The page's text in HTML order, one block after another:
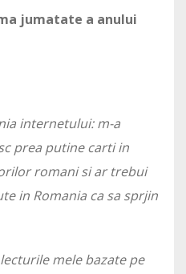
jumatate a anului
internetului: m-a
prea putine carti in
romani si ar trebui
in Romania ca sa sprjin
mele bazate pe